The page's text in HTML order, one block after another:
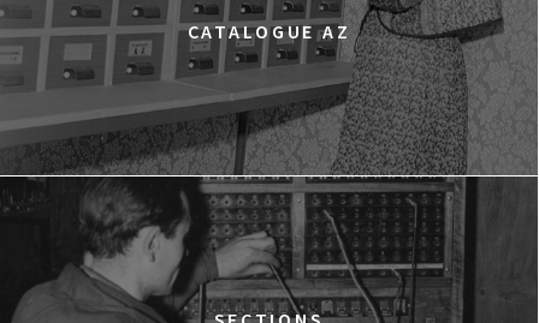
CATALOGUE AZ